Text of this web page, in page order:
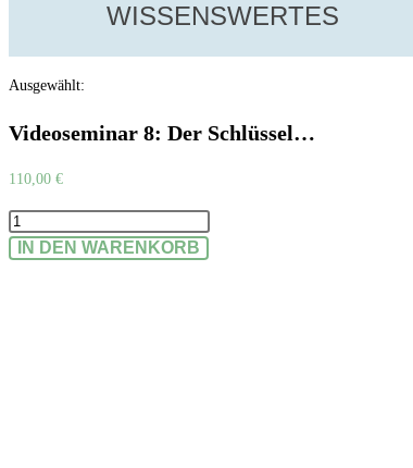
WISSENSWERTES
Ausgewählt:
Videoseminar 8: Der Schlüssel…
110,00 €
IN DEN WARENKORB